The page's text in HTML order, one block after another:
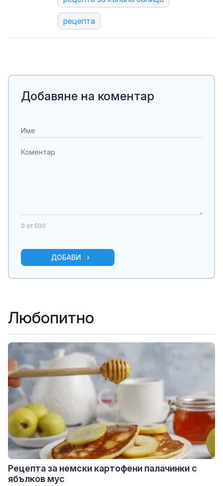
рецепта
Добавяне на коментар
0 от 500
ДОБАВИ
Любопитно
Рецепта за немски картофени палачинки с
ябълков мус